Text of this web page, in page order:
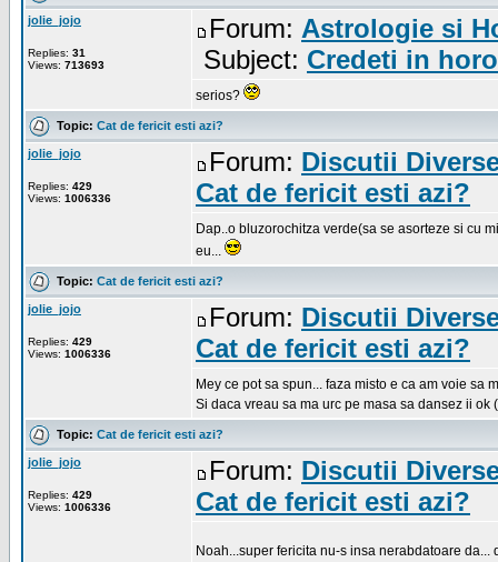
jolie_jojo
Replies: 31
Views: 713693
Forum: Astrologie si
Subject: Credeti in
serios?
Topic: Cat de fericit esti azi?
jolie_jojo
Replies: 429
Views: 1006336
Forum: Discutii
Cat de fericit esti azi?
Dap..o bluzorochitza verde(sa se asorteze si cu
eu...
Topic: Cat de fericit esti azi?
jolie_jojo
Replies: 429
Views: 1006336
Forum: Discutii
Cat de fericit esti azi?
Mey ce pot sa spun... faza misto e ca am voie
Si daca vreau sa ma urc pe masa sa dansez ii ok
Topic: Cat de fericit esti azi?
jolie_jojo
Replies: 429
Views: 1006336
Forum: Discutii
Cat de fericit esti azi?
Noah...super fericita nu-s insa nerabdatoare